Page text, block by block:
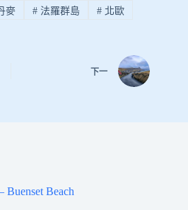
麥 # 法羅群島 # 北歐
下一
Beach